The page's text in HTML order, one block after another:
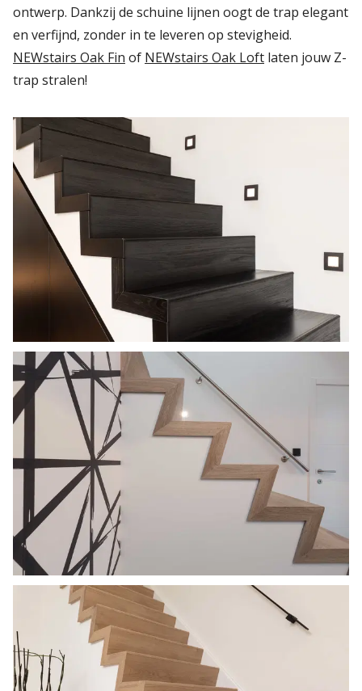
ontwerp. Dankzij de schuine lijnen oogt de trap elegant
en verfijnd, zonder in te leveren op stevigheid.
NEWstairs Oak Fin of NEWstairs Oak Loft laten jouw Z-
trap stralen!